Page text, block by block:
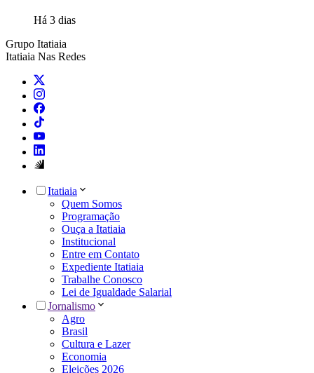
Há 3 dias
Grupo Itatiaia
Itatiaia Nas Redes
Itatiaia
Quem Somos
Programação
Ouça a Itatiaia
Institucional
Entre em Contato
Expediente Itatiaia
Trabalhe Conosco
Lei de Igualdade Salarial
Jornalismo
Agro
Brasil
Cultura e Lazer
Economia
Eleições 2026